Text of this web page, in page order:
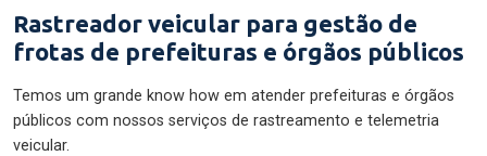
Rastreador veicular para gestão de
frotas de prefeituras e órgãos públicos
Temos um grande know how em atender prefeituras e órgãos
públicos com nossos serviços de rastreamento e telemetria
veicular.